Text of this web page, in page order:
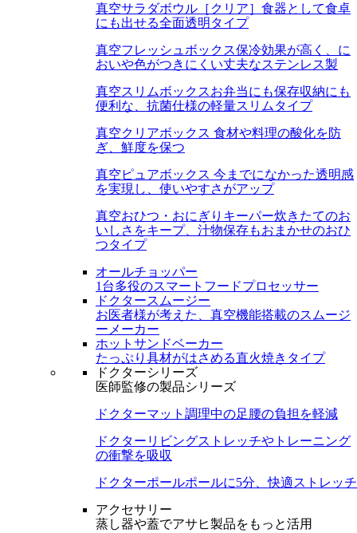
真空サラダボウル［クリア］ 食器として食卓
にも出せる全面透明タイプ
真空フレッシュボックス保冷効果が高く、に
おいや色がつきにくい丈夫なステンレス製
真空スリムボックスお弁当にも保存収納にも
便利な、抗菌仕様の軽量スリムタイプ
真空クリアボックス 食材や料理の酸化を防
ぎ、鮮度を保つ
真空ピュアボックス 今までになかった透明感
を実現し、使いやすさがアップ
真空おひつ・おにぎりキーパー炊きたてのお
いしさをキープ、汁物保存もおまかせのおひ
つタイプ
オールチョッパー
1台多役のスマートフードプロセッサー
ドクタースムージー
お医者様が考えた、真空機能搭載のスムージ
ーメーカー
ホットサンドベーカー
たっぷり具材がはさめる直火焼きタイプ
ドクターシリーズ
医師監修の製品シリーズ
ドクターマット 調理中の足腰の負担を軽減
ドクターリビングストレッチやトレーニング
の衝撃を吸収
ドクターポールポールに5分、快適ストレッチ
アクセサリー
蒸し器や蓋でアサヒ製品をもっと活用